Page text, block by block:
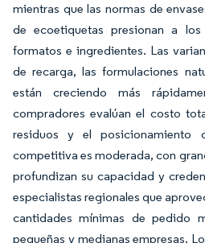
mientras que las normas de
de ecoetiquetas presionan a
formatos e ingredientes. Las
de recarga, las formulaciones
están creciendo más
compradores evalúan el costo
residuos y el posicionamiento
competitiva es moderada, con
profundizan su capacidad y
especialistas regionales que
cantidades mínimas de pedido
pequeñas y medianas empresas.